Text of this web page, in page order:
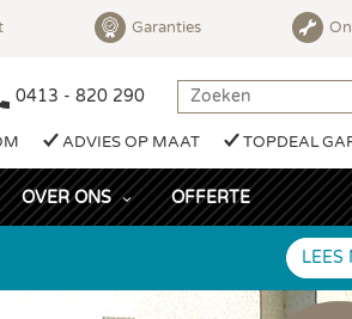
Garanties
0413 - 820 290
ADVIES OP MAAT TOPDEAL
OVER ONS OFFERTE
LEES